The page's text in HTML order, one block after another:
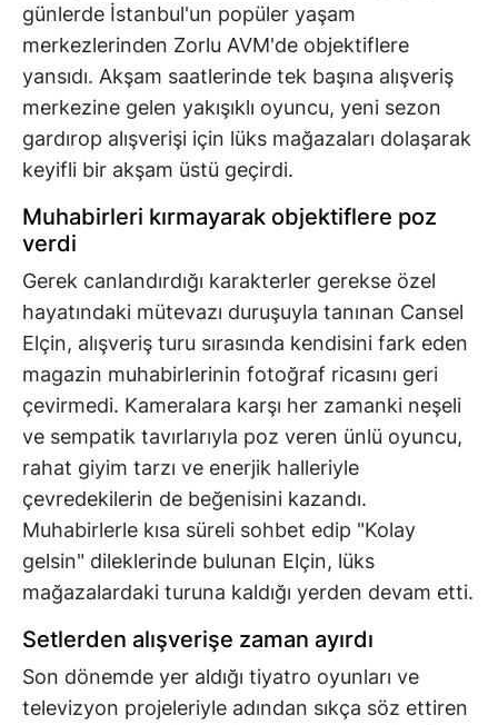
günlerde İstanbul'un popüler yaşam
merkezlerinden Zorlu AVM'de objektiflere
yansıdı. Akşam saatlerinde tek başına alışveriş
merkezine gelen yakışıklı oyuncu, yeni sezon
gardırop alışverişi için lüks mağazaları dolaşarak
keyifli bir akşam üstü geçirdi.
Muhabirleri kırmayarak objektiflere poz
verdi
Gerek canlandırdığı karakterler gerekse özel
hayatındaki mütevazı duruşuyla tanınan Cansel
Elçin, alışveriş turu sırasında kendisini fark eden
magazin muhabirlerinin fotoğraf ricasını geri
çevirmedi. Kameralara karşı her zamanki neşeli
ve sempatik tavırlarıyla poz veren ünlü oyuncu,
rahat giyim tarzı ve enerjik halleriyle
çevredekilerin de beğenisini kazandı.
Muhabirlerle kısa süreli sohbet edip "Kolay
gelsin" dileklerinde bulunan Elçin, lüks
mağazalardaki turuna kaldığı yerden devam etti.
Setlerden alışverişe zaman ayırdı
Son dönemde yer aldığı tiyatro oyunları ve
televizyon projeleriyle adından sıkça söz ettiren